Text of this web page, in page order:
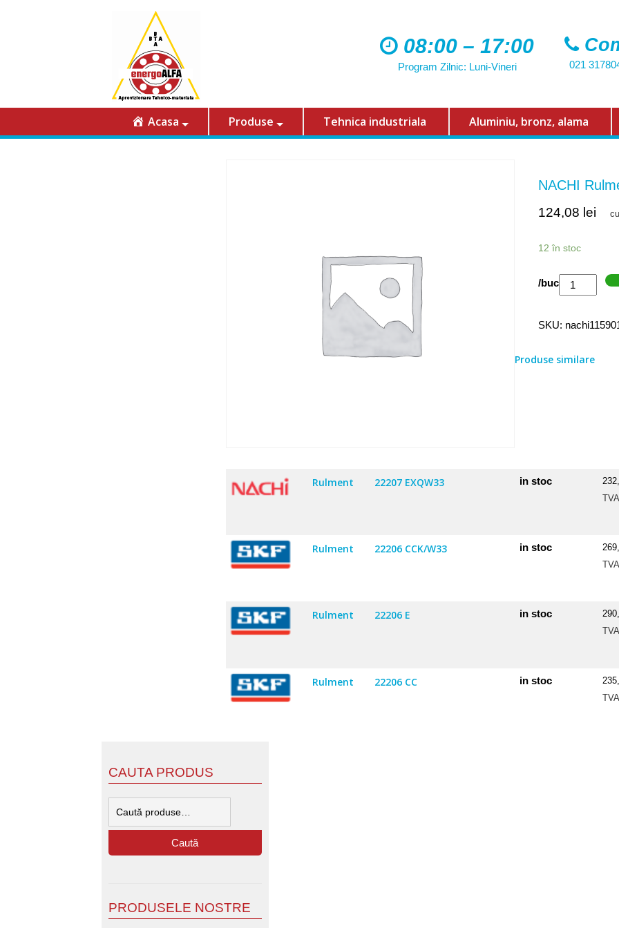
08:00 – 17:00
Program Zilnic: Luni-Vineri 021
Acasa Produse Tehnica industriala Aluminiu, bronz, alama
NACHI
124,08 lei
12 în stoc
Cantitate
NACHI
/buc
SKU:
Produse similare
Rulment 22207 EXQW33 in stoc
TVA
Rulment 22206 CCK/W33 in stoc
TVA
Rulment 22206 E in stoc
TVA
Rulment 22206 CC in stoc
TVA
CAUTA PRODUS
Caută
PRODUSELE NOSTRE